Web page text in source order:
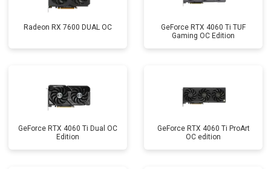
Radeon RX 7600 DUAL OC
GeForce RTX 4060 Ti TUF
Gaming OC Edition
GeForce RTX 4060 Ti Dual OC
Edition
GeForce RTX 4060 Ti ProArt
OC edition